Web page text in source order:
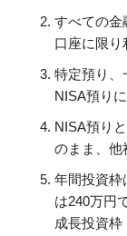
すべての金
口座に限り
特定預り、
NISA預り
NISA預り
のまま、他
年間投資枠
は240万円
成長投資